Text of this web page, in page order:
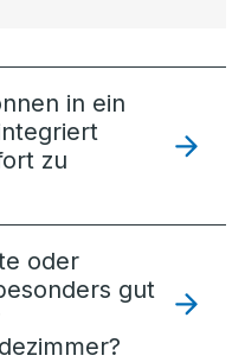
in ein
zu
oder
gut